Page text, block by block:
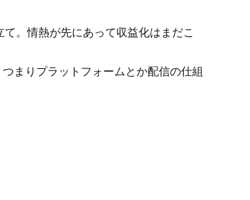
。情熱が先にあって収益化はまだこ
まりプラットフォームとか配信の仕組